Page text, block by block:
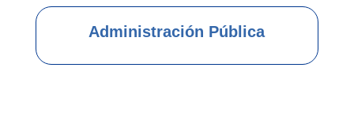
Administración Pública